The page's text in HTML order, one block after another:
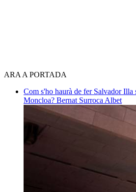
ARA A PORTADA
Com s'ho haurà de fer Salvador Illa
Moncloa? Bernat Surroca Albet